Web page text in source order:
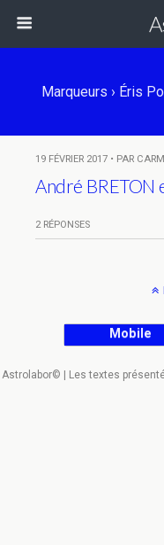
Marqueurs › Éris
19 FÉVRIER 2017 • PAR
André BRETON
2 RÉPONSES
Mobile
Astrolabor© | Les textes